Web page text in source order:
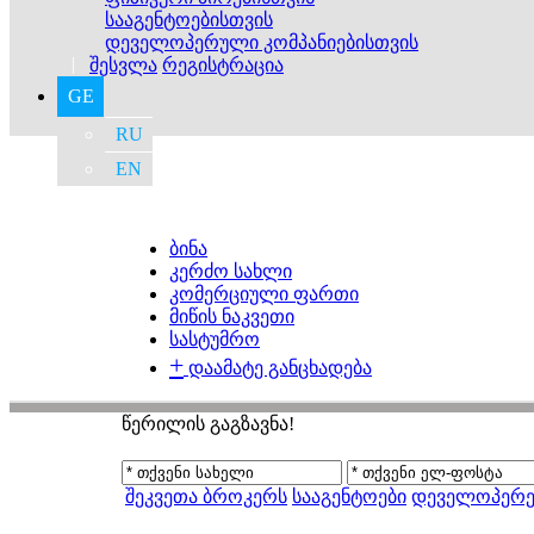
სააგენტოებისთვის
დეველოპერული კომპანიებისთვის
შესვლა რეგისტრაცია
GE
RU
EN
ბინა
კერძო სახლი
კომერციული ფართი
მიწის ნაკვეთი
სასტუმრო
+ დაამატე განცხადება
წერილის გაგზავნა!
შეკვეთა ბროკერს სააგენტოები